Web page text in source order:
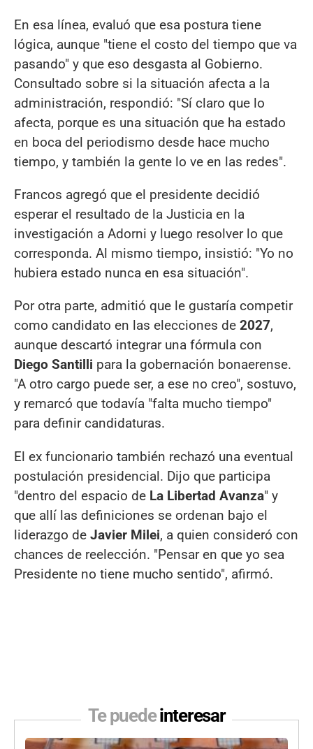
En esa línea, evaluó que esa postura tiene
lógica, aunque "tiene el costo del tiempo que va
pasando" y que eso desgasta al Gobierno.
Consultado sobre si la situación afecta a la
administración, respondió: "Sí claro que lo
afecta, porque es una situación que ha estado
en boca del periodismo desde hace mucho
tiempo, y también la gente lo ve en las redes".
Francos agregó que el presidente decidió
esperar el resultado de la Justicia en la
investigación a Adorni y luego resolver lo que
corresponda. Al mismo tiempo, insistió: "Yo no
hubiera estado nunca en esa situación".
Por otra parte, admitió que le gustaría competir
como candidato en las elecciones de 2027,
aunque descartó integrar una fórmula con
Diego Santilli para la gobernación bonaerense.
"A otro cargo puede ser, a ese no creo", sostuvo,
y remarcó que todavía "falta mucho tiempo"
para definir candidaturas.
El ex funcionario también rechazó una eventual
postulación presidencial. Dijo que participa
"dentro del espacio de La Libertad Avanza" y
que allí las definiciones se ordenan bajo el
liderazgo de Javier Milei, a quien consideró con
chances de reelección. "Pensar en que yo sea
Presidente no tiene mucho sentido", afirmó.
Te puedeinteresar